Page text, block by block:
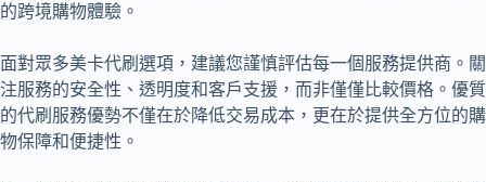
的跨境購物體驗。
面對眾多美卡代刷選項，建議您謹慎評估每一個服務提供商。關
注服務的安全性、透明度和客戶支援，而非僅僅比較價格。優質
的代刷服務優勢不僅在於降低交易成本，更在於提供全方位的購
物保障和便捷性。